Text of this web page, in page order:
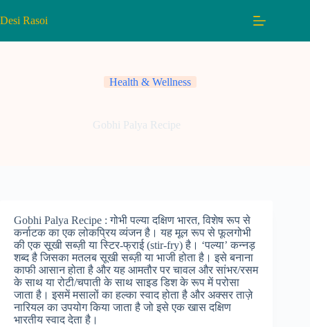
to
Desi Rasoi
Health & Wellness
Gobhi Palya Recipe
Gobhi Palya Recipe : गोभी पल्या दक्षिण भारत, विशेष रूप से
कर्नाटक का एक लोकप्रिय व्यंजन है। यह मूल रूप से फूलगोभी
की एक सूखी सब्ज़ी या स्टिर-फ्राई (stir-fry) है। ‘पल्या’ कन्नड़
शब्द है जिसका मतलब सूखी सब्ज़ी या भाजी होता है। इसे बनाना
काफी आसान होता है और यह आमतौर पर चावल और सांभर/रसम
के साथ या रोटी/चपाती के साथ साइड डिश के रूप में परोसा
जाता है। इसमें मसालों का हल्का स्वाद होता है और अक्सर ताज़े
नारियल का उपयोग किया जाता है जो इसे एक खास दक्षिण
भारतीय स्वाद देता है।